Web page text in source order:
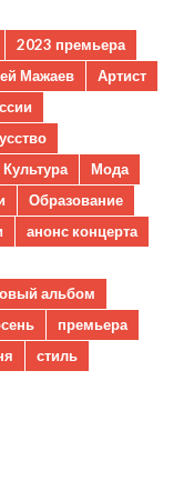
2023 премьера
Мажаев
Артист
Культура
Мода
Образование
анонс концерта
альбом
премьера
стиль